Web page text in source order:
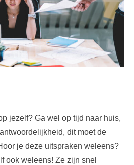
jezelf? Ga wel op tijd naar huis,
dit moet de
je deze uitspraken weleens?
ook weleens! Ze zijn snel